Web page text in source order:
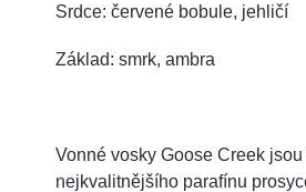
Srdce: červené bobule, jehličí
Základ: smrk, ambra
Vonné vosky Goose Creek
nejkvalitnějšího parafínu